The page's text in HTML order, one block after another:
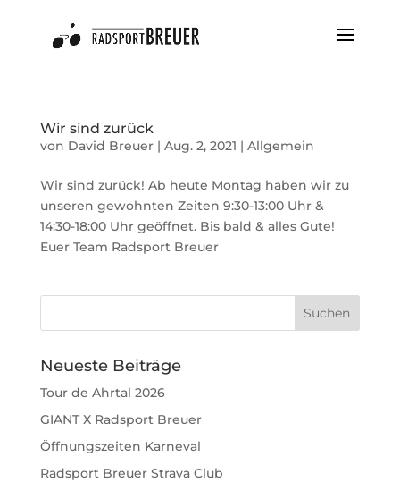
Wir sind zurück
von David Breuer| Aug. 2, 2021 | Allgemein
Wir sind zurück! Ab heute Montag haben wir zu
unseren gewohnten Zeiten 9:30-13:00 Uhr &
14:30-18:00 Uhr geöffnet. Bis bald & alles Gute!
Euer Team Radsport Breuer
Neueste Beiträge
Tour de Ahrtal 2026
GIANT X Radsport Breuer
Öffnungszeiten Karneval
Radsport Breuer Strava Club